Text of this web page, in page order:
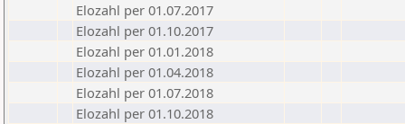
Elozahl per 01.07.2017
Elozahl per 01.10.2017
Elozahl per 01.01.2018
Elozahl per 01.04.2018
Elozahl per 01.07.2018
Elozahl per 01.10.2018